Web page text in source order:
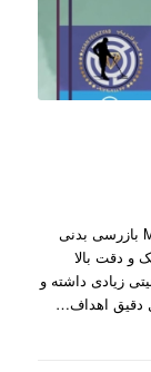
فلزیاب MI-6 ساخت کمپانی XP فرانسه فلزیاب MI-6 بازرسی بدنی
و دقت بالا
زیادی داشته و
دقیق اهداف…